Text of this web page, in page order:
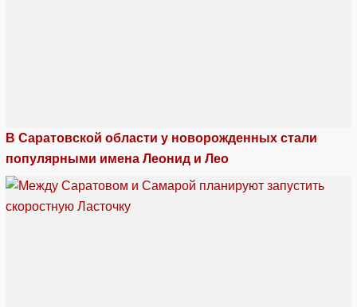
В Саратовской области у новорожденных стали
популярными имена Леонид и Лео